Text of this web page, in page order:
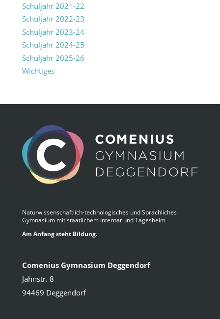
Schuljahr 2021-22
Schuljahr 2022-23
Schuljahr 2023-24
Schuljahr 2024-25
Schuljahr 2025-26
Wichtiges
Naturwissenschaftlich-technologisches und Sprachliches
Gymnasium mit staatlichem Internat und Tagesheim
Am Anfang steht Bildung.
Comenius Gymnasium Deggendorf
Jahnstr. 8
94469 Deggendorf